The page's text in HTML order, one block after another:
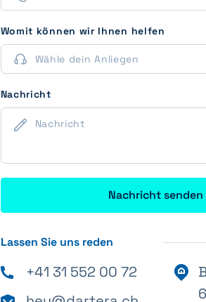
Womit können wir Ihnen helfen
Nachricht
Nachricht senden
Lassen Sie uns reden
+41 31 552 00 72